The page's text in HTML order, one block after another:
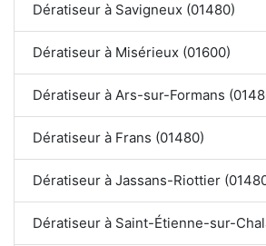
Dératiseur à Savigneux (01480)
Dératiseur à Misérieux (01600)
Dératiseur à Ars-sur-Formans
Dératiseur à Frans (01480)
Dératiseur à Jassans-Riottier
Dératiseur à Saint-Étienne-sur-